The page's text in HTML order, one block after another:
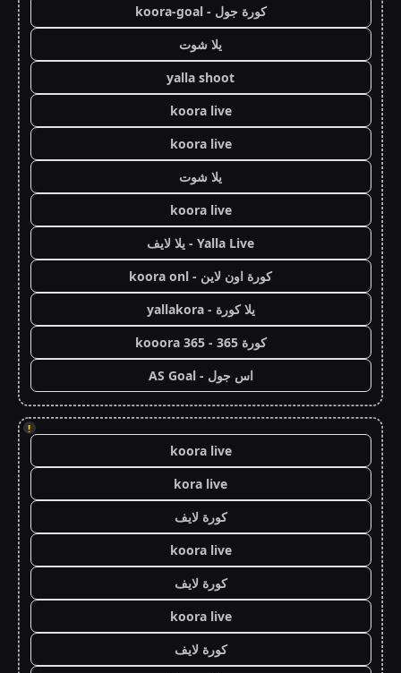
كورة جول - koora-goal
يلا شوت
yalla shoot
koora live
koora live
يلا شوت
koora live
Yalla Live - يلا لايف
كورة اون لاين - koora onl
يلا كورة - yallakora
كورة 365 - kooora 365
اس جول - AS Goal
!
koora live
kora live
كورة لايف
koora live
كورة لايف
koora live
كورة لايف